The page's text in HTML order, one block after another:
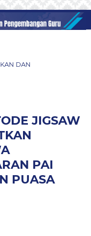
DAN
JIGSAW
PAI
PUASA